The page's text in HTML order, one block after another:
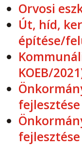
Orvosi
Út, híd,
építése/
KOEB/
fejlesztése
fejlesztése